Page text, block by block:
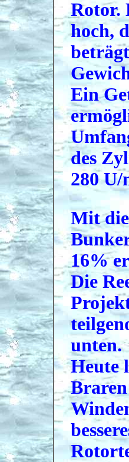
Rotor.
hoch,
Ein
des
280
Mit
16%
Die
unten.
Heute